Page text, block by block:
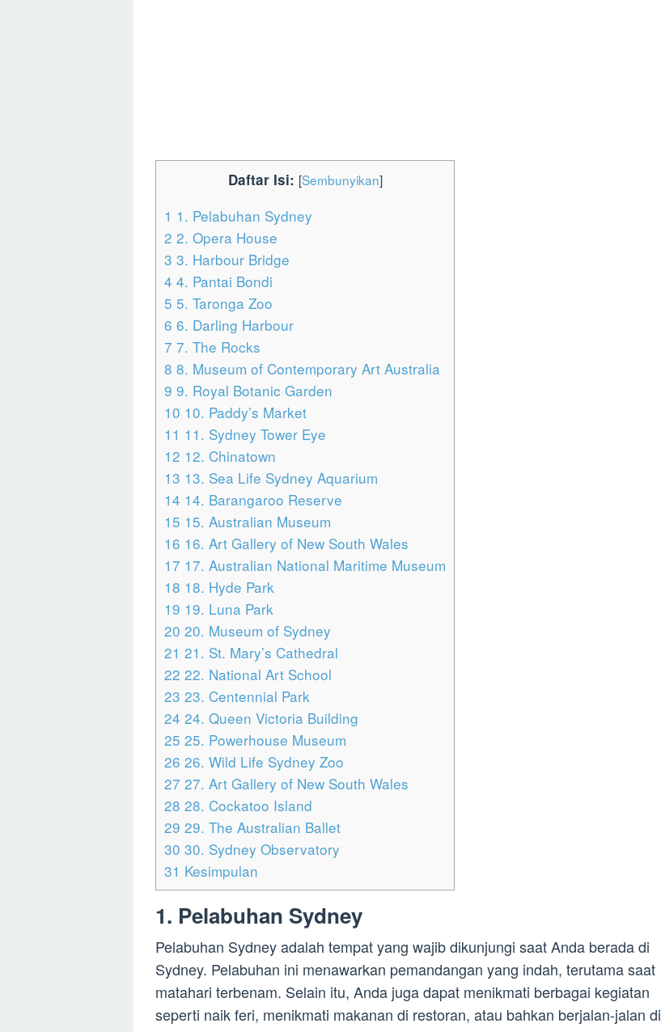
Daftar Isi: [Sembunyikan]
1 1. Pelabuhan Sydney
2 2. Opera House
3 3. Harbour Bridge
4 4. Pantai Bondi
5 5. Taronga Zoo
6 6. Darling Harbour
7 7. The Rocks
8 8. Museum of Contemporary Art Australia
9 9. Royal Botanic Garden
10 10. Paddy’s Market
11 11. Sydney Tower Eye
12 12. Chinatown
13 13. Sea Life Sydney Aquarium
14 14. Barangaroo Reserve
15 15. Australian Museum
16 16. Art Gallery of New South Wales
17 17. Australian National Maritime Museum
18 18. Hyde Park
19 19. Luna Park
20 20. Museum of Sydney
21 21. St. Mary’s Cathedral
22 22. National Art School
23 23. Centennial Park
24 24. Queen Victoria Building
25 25. Powerhouse Museum
26 26. Wild Life Sydney Zoo
27 27. Art Gallery of New South Wales
28 28. Cockatoo Island
29 29. The Australian Ballet
30 30. Sydney Observatory
31 Kesimpulan
1. Pelabuhan Sydney
Pelabuhan Sydney adalah tempat yang wajib dikunjungi saat Anda berada di
Sydney. Pelabuhan ini menawarkan pemandangan yang indah, terutama saat
matahari terbenam. Selain itu, Anda juga dapat menikmati berbagai kegiatan
seperti naik feri, menikmati makanan di restoran, atau bahkan berjalan-jalan di